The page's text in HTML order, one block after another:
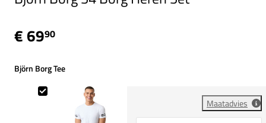
€ 6990
Björn Borg Tee
Maatadvies
Select {option} for {name}
Björn Borg Tee